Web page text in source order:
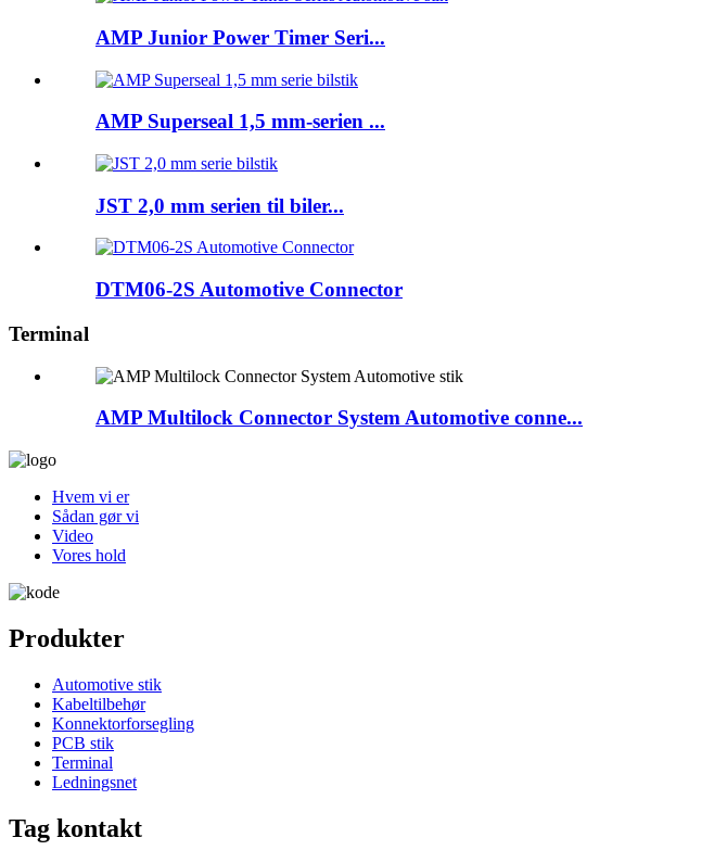
AMP Junior Power Timer Seri...
AMP Superseal 1,5 mm-serien ...
JST 2,0 mm serien til biler...
DTM06-2S Automotive Connector
Terminal
AMP Multilock Connector System Automotive conne...
Hvem vi er
Sådan gør vi
Video
Vores hold
Produkter
Automotive stik
Kabeltilbehør
Konnektorforsegling
PCB stik
Terminal
Ledningsnet
Tag kontakt